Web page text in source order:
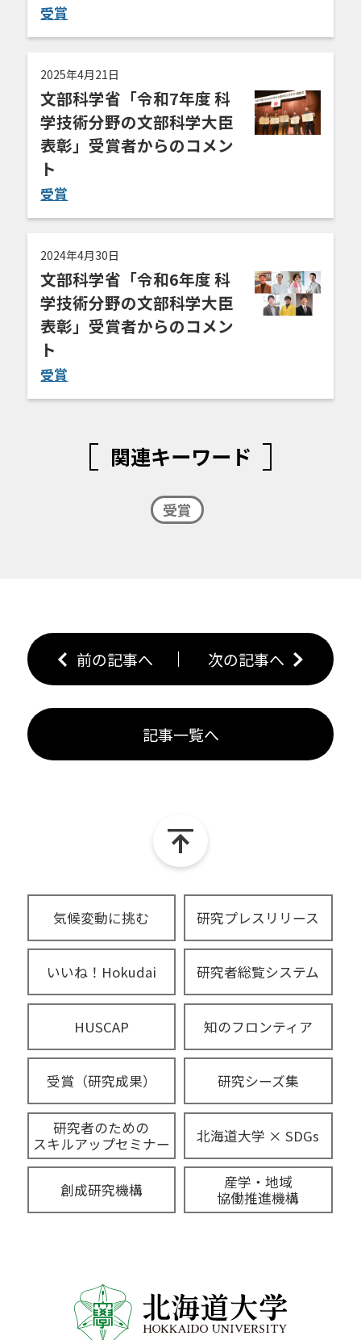
受賞
2025年4月21日
文部科学省「令和7年度 科
学技術分野の文部科学大臣
表彰」受賞者からのコメン
ト
受賞
2024年4月30日
文部科学省「令和6年度 科
学技術分野の文部科学大臣
表彰」受賞者からのコメン
ト
受賞
関連キーワード
受賞
前の記事へ 次の記事へ
記事一覧へ
気候変動に挑む 研究プレスリリース
いいね！Hokudai 研究者総覧システム
HUSCAP 知のフロンティア
受賞（研究成果） 研究シーズ集
研究者のための
スキルアップセミナー
北海道大学 × SDGs
創成研究機構
産学・地域
協働推進機構